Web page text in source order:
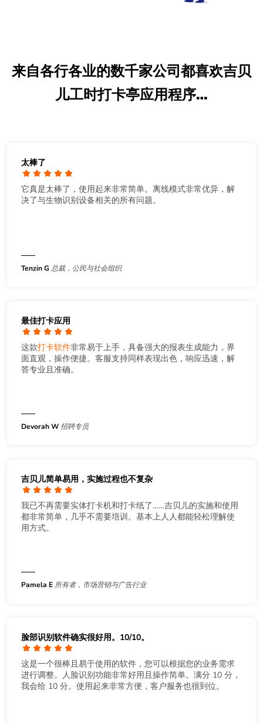
来自各行各业的数千家公司都喜欢吉贝
儿工时打卡亭应用程序…
太棒了
它真是太棒了，使用起来非常简单。离线模式非常优异，解
决了与生物识别设备相关的所有问题。
Tenzin G 总裁，公民与社会组织
最佳打卡应用
这款打卡软件非常易于上手，具备强大的报表生成能力，界
面直观，操作便捷。客服支持同样表现出色，响应迅速，解
答专业且准确。
Devorah W 招聘专员
吉贝儿简单易用，实施过程也不复杂
我已不再需要实体打卡机和打卡纸了……吉贝儿的实施和使用
都非常简单，几乎不需要培训。基本上人人都能轻松理解使
用方式。
Pamela E 所有者，市场营销与广告行业
脸部识别软件确实很好用。10/10。
这是一个很棒且易于使用的软件，您可以根据您的业务需求
进行调整。人脸识别功能非常好用且操作简单。满分 10 分，
我会给 10 分。使用起来非常方便，客户服务也很到位。